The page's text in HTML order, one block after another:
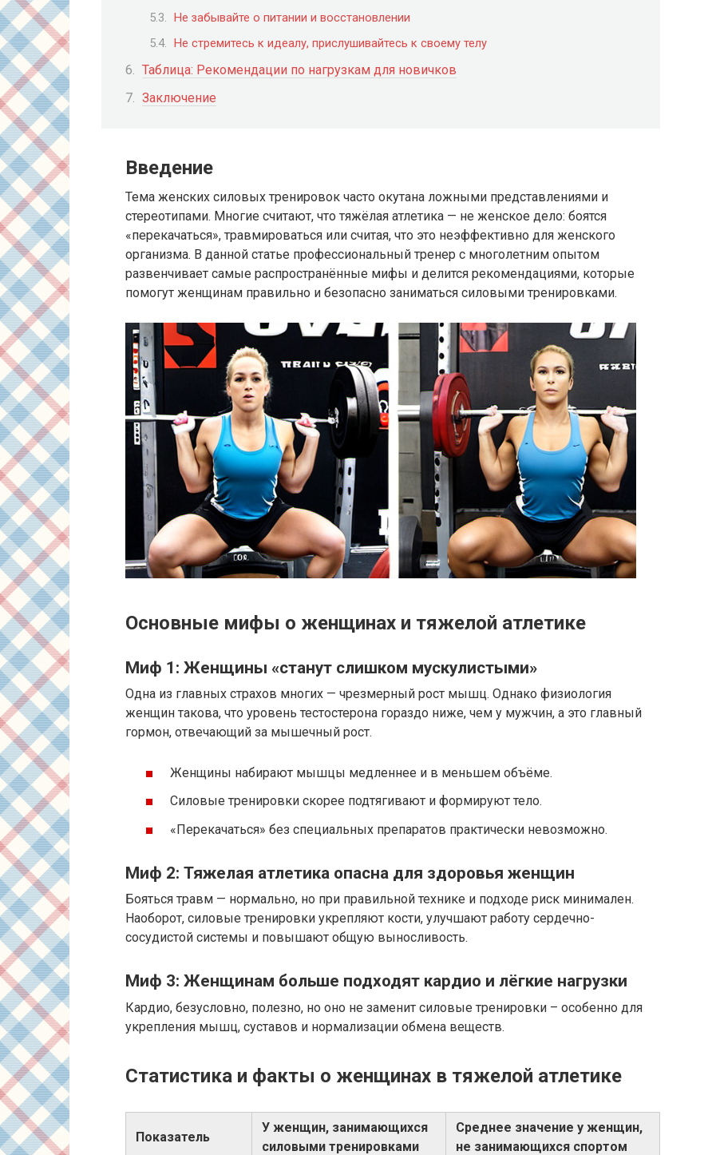
Не забывайте о питании и восстановлении
Не стремитесь к идеалу, прислушивайтесь к своему телу
Таблица: Рекомендации по нагрузкам для новичков
Заключение
Введение
Тема женских силовых тренировок часто окутана ложными представлениями и
стереотипами. Многие считают, что тяжёлая атлетика — не женское дело: боятся
«перекачаться», травмироваться или считая, что это неэффективно для женского
организма. В данной статье профессиональный тренер с многолетним опытом
развенчивает самые распространённые мифы и делится рекомендациями, которые
помогут женщинам правильно и безопасно заниматься силовыми тренировками.
Основные мифы о женщинах и тяжелой атлетике
Миф 1: Женщины «станут слишком мускулистыми»
Одна из главных страхов многих — чрезмерный рост мышц. Однако физиология
женщин такова, что уровень тестостерона гораздо ниже, чем у мужчин, а это главный
гормон, отвечающий за мышечный рост.
Женщины набирают мышцы медленнее и в меньшем объёме.
Силовые тренировки скорее подтягивают и формируют тело.
«Перекачаться» без специальных препаратов практически невозможно.
Миф 2: Тяжелая атлетика опасна для здоровья женщин
Бояться травм — нормально, но при правильной технике и подходе риск минимален.
Наоборот, силовые тренировки укрепляют кости, улучшают работу сердечно-
сосудистой системы и повышают общую выносливость.
Миф 3: Женщинам больше подходят кардио и лёгкие нагрузки
Кардио, безусловно, полезно, но оно не заменит силовые тренировки – особенно для
укрепления мышц, суставов и нормализации обмена веществ.
Статистика и факты о женщинах в тяжелой атлетике
Показатель
У женщин, занимающихся
силовыми тренировками
Среднее значение у женщин,
не занимающихся спортом